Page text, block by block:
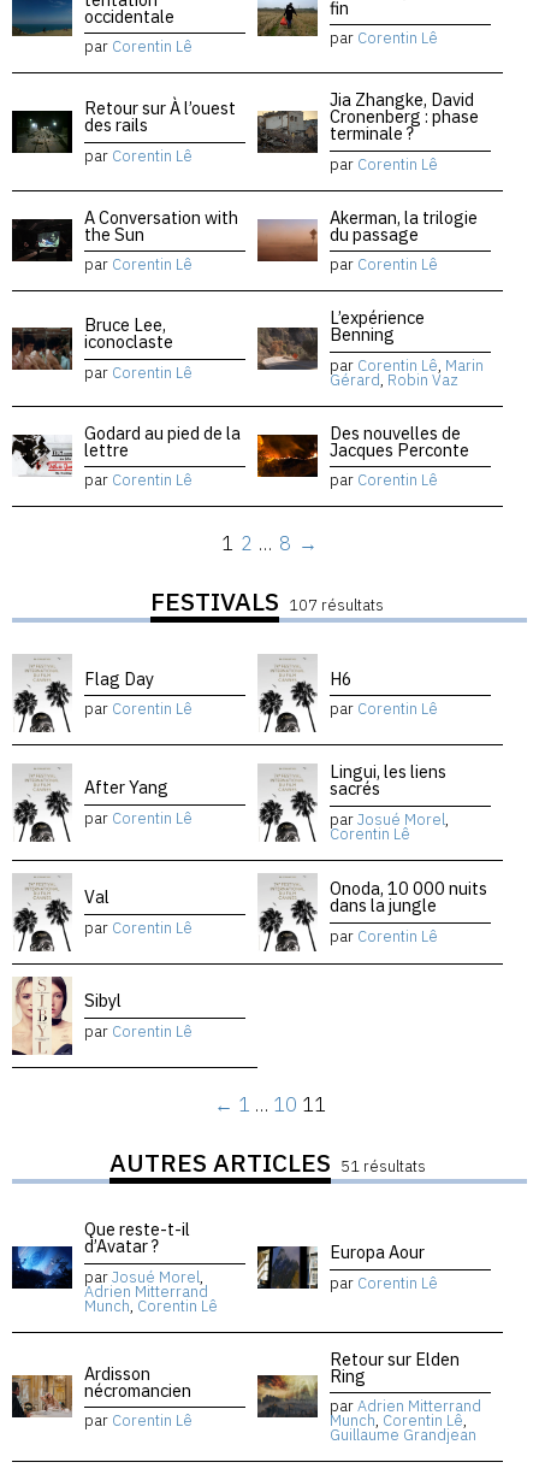
occidentale
par Corentin Lê
fin
par Corentin Lê
Retour sur À l’ouest
des rails
par Corentin Lê
Jia Zhangke, David
Cronenberg : phase
terminale ?
par Corentin Lê
A Conversation with
the Sun
par Corentin Lê
Akerman, la trilogie
du passage
par Corentin Lê
Bruce Lee,
iconoclaste
par Corentin Lê
L’expérience
Benning
par Corentin Lê, Marin
Gérard, Robin Vaz
Godard au pied de la
lettre
par Corentin Lê
Des nouvelles de
Jacques Perconte
par Corentin Lê
1 2 … 8 →
FESTIVALS 107 résultats
Flag Day
par Corentin Lê
H6
par Corentin Lê
After Yang
par Corentin Lê
Lingui, les liens
sacrés
parJosué Morel,
Corentin Lê
Val
par Corentin Lê
Onoda, 10 000 nuits
dans la jungle
par Corentin Lê
Sibyl
par Corentin Lê
← 1 … 10 11
AUTRES ARTICLES 51 résultats
Que reste-t-il
d’Avatar ?
parJosué Morel,
Adrien Mitterrand
Munch, Corentin Lê
Europa Aour
par Corentin Lê
Ardisson
nécromancien
par Corentin Lê
Retour sur Elden
Ring
parAdrien Mitterrand
Munch, Corentin Lê,
Guillaume Grandjean